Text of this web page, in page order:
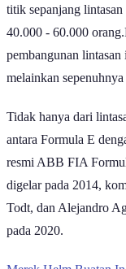
titik sepanjang
40.000 - 60.000
pembangunan
melainkan
Tidak hanya dari
antara Formula E
resmi ABB FIA
digelar pada 2014,
Todt, dan Alejandro
pada 2020.